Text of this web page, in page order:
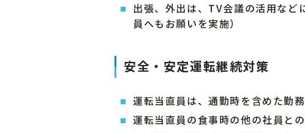
出張、外出は、TV会議の活用など
員へもお願いを実施）
安全・安定運転継続対策
運転当直員は、通勤時を含めた勤
運転当直員の食事時の他の社員と